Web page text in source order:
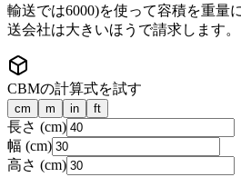
輸送では6000)を使って容積を重量
送会社は大きいほうで請求します。
CBMの計算式を試す
cm m in ft
長さ (cm)
幅 (cm)
高さ (cm)